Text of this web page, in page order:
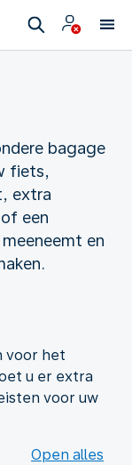
bagage
fiets,
extra
een
en
voor het
u er extra
voor uw
Open alles